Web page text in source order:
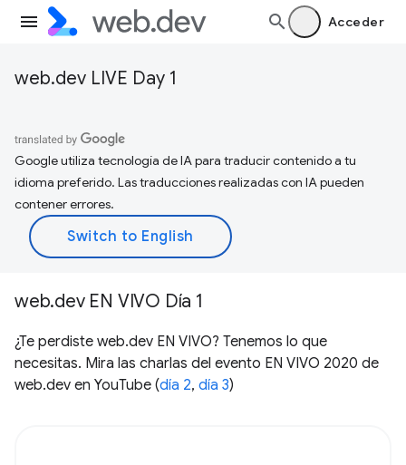
Acceder
web.dev LIVE Day 1
Google utiliza tecnología de IA para traducir contenido a tu
idioma preferido. Las traducciones realizadas con IA pueden
contener errores.
web.dev EN VIVO Día 1
¿Te perdiste web.dev EN VIVO? Tenemos lo que
necesitas. Mira las charlas del evento EN VIVO 2020 de
web.dev en YouTube (día 2, día 3)